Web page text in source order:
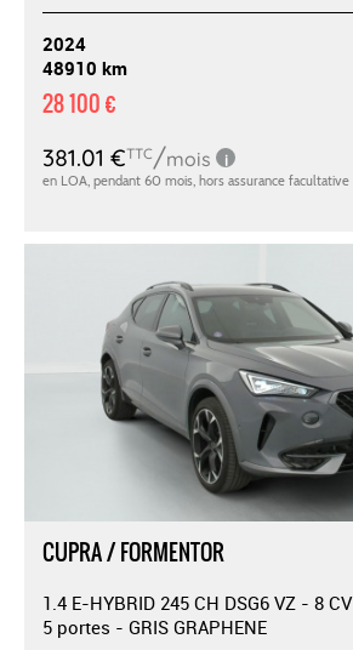
2024
48910 km
28 100 €
CUPRA / FORMENTOR
1.4 E-HYBRID 245 CH DSG6 VZ - 8 CV
5 portes - GRIS GRAPHENE